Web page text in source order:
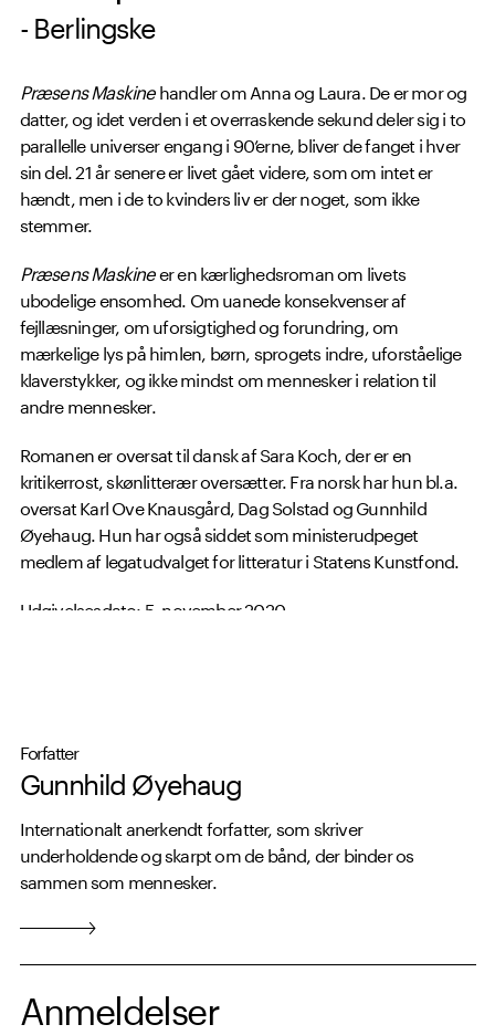
- Berlingske
Præsens Maskinehandler om Anna og Laura. De er mor og
datter, og idet verden i et overraskende sekund deler sig i to
parallelle universer engang i 90’erne, bliver de fanget i hver
sin del. 21 år senere er livet gået videre, som om intet er
hændt, men i de to kvinders liv er der noget, som ikke
stemmer.
Præsens Maskineer en kærlighedsroman om livets
ubodelige ensomhed. Om uanede konsekvenser af
fejllæsninger, om uforsigtighed og forundring, om
mærkelige lys på himlen, børn, sprogets indre, uforståelige
klaverstykker, og ikke mindst om mennesker i relation til
andre mennesker.
Romanen er oversat til dansk af Sara Koch, der er en
kritikerrost, skønlitterær oversætter. Fra norsk har hun bl.a.
oversat Karl Ove Knausgård, Dag Solstad og Gunnhild
Øyehaug. Hun har også siddet som ministerudpeget
medlem af legatudvalget for litteratur i Statens Kunstfond.
Udgivelsesdato: 5. november 2020.
Forfatter
Gunnhild Øyehaug
Internationalt anerkendt forfatter, som skriver
underholdende og skarpt om de bånd, der binder os
sammen som mennesker.
Anmeldelser